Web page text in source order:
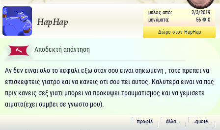
HapHap
μέλος από:
2/3/2019
μηνύματα:
56
0
Δώρο στον HapHap
Αποδεκτή απάντηση
Αν δεν ειναι ολο το κεφαλι εξω οταν σου ειναι σηκωμενη , τοτε πρεπει να
επισκεφτεις γιατρο και να κανεις οτι σου πει αυτος. Καλυτερα ειναι να πας
πριν κανεις σεξ γιατι μπορει να προκυψει τραυματισμος και να γεμισετε
αιματα(εχει συμβει σε γνωστο μου).
προφίλ άλλα... ˵quote˶